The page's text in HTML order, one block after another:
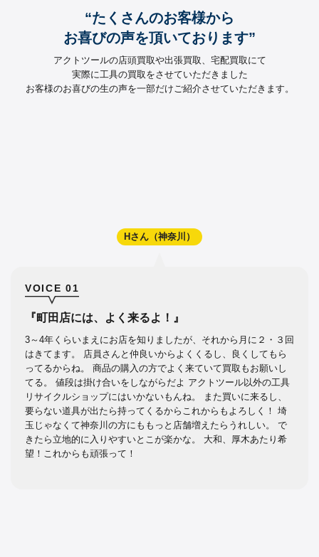
“たくさんのお客様から
お喜びの声を頂いております”
アクトツールの店頭買取や出張買取、宅配買取にて
実際に工具の買取をさせていただきました
お客様のお喜びの生の声を一部だけご紹介させていただきます。
Hさん（神奈川）
VOICE 01
『町田店には、よく来るよ！』
3～4年くらいまえにお店を知りましたが、それから月に２・３回
はきてます。 店員さんと仲良いからよくくるし、良くしてもら
ってるからね。 商品の購入の方でよく来ていて買取もお願いし
てる。 値段は掛け合いをしながらだよ アクトツール以外の工具
リサイクルショップにはいかないもんね。 また買いに来るし、
要らない道具が出たら持ってくるからこれからもよろしく！ 埼
玉じゃなくて神奈川の方にももっと店舗増えたらうれしい。 で
きたら立地的に入りやすいとこが楽かな。 大和、厚木あたり希
望！これからも頑張って！